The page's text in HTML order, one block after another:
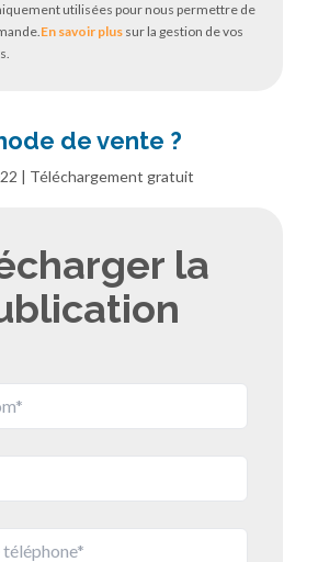
utilisées pour nous permettre de
En savoir plus sur la gestion de vos
de vente ?
| Téléchargement gratuit
la